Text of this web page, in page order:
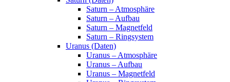
Saturn – Atmosphäre
Saturn – Aufbau
Saturn – Magnetfeld
Saturn – Ringsystem
Uranus (Daten)
Uranus – Atmosphäre
Uranus – Aufbau
Uranus – Magnetfeld